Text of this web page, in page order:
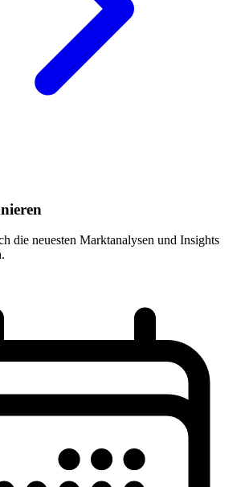
die neuesten Marktanalysen und Insights